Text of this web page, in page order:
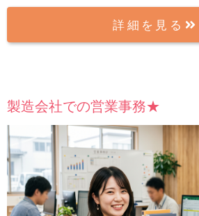
詳細を見る
製造会社での営業事務★